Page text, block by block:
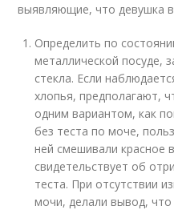
выявляющие, что девушка
Определить по
металлической посуде,
стекла. Если
хлопья, предполагают,
одним вариантом, как
без теста по моче,
ней смешивали красное
свидетельствует об
теста. При отсутствии
мочи, делали вывод,